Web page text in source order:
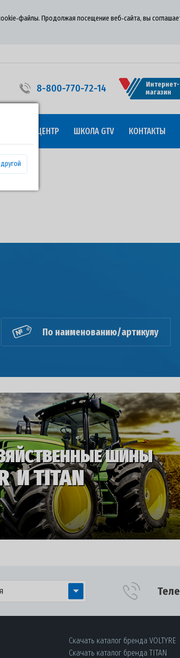
Продолжая посещение веб‑сайта, вы
8-800-770-72-14
Интернет-
магазин
ПРЕСС-ЦЕНТР ШКОЛА GTV КОНТАКТЫ
По наименованию/артикулу
Скачать каталог бренда VOLTYRE
Скачать каталог бренда TITAN